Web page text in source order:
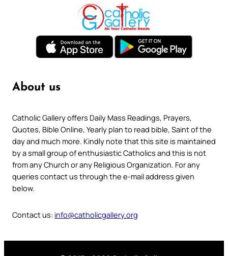
About us
Catholic Gallery offers Daily Mass Readings, Prayers,
Quotes, Bible Online, Yearly plan to read bible, Saint of the
day and much more. Kindly note that this site is maintained
by a small group of enthusiastic Catholics and this is not
from any Church or any Religious Organization. For any
queries contact us through the e-mail address given
below.
Contact us: info@catholicgallery.org